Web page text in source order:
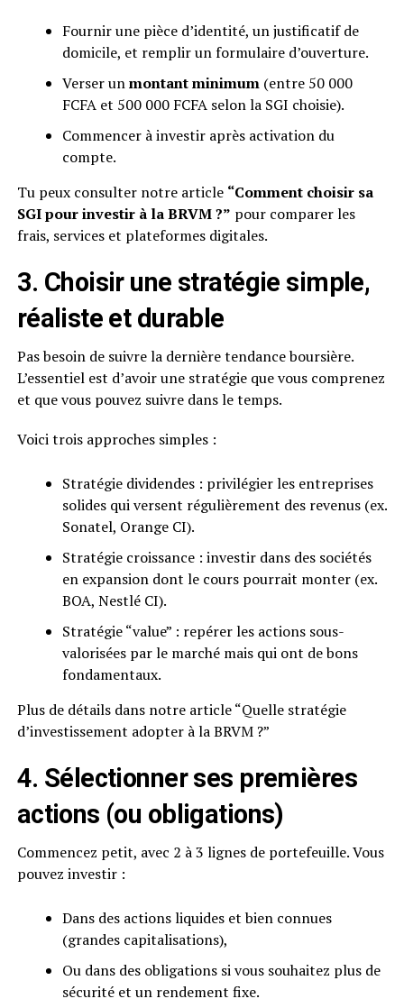
Fournir une pièce d’identité, un justificatif de
domicile, et remplir un formulaire d’ouverture.
Verser unmontant minimum(entre 50 000
FCFA et 500 000 FCFA selon la SGI choisie).
Commencer à investir après activation du
compte.
Tu peux consulter notre article “Comment choisir sa
SGI pour investir à la BRVM ?” pour comparer les
frais, services et plateformes digitales.
3. Choisir une stratégie simple,
réaliste et durable
Pas besoin de suivre la dernière tendance boursière.
L’essentiel est d’avoir une stratégie que vous comprenez
et que vous pouvez suivre dans le temps.
Voici trois approches simples :
Stratégie dividendes : privilégier les entreprises
solides qui versent régulièrement des revenus (ex.
Sonatel, Orange CI).
Stratégie croissance : investir dans des sociétés
en expansion dont le cours pourrait monter (ex.
BOA, Nestlé CI).
Stratégie “value” : repérer les actions sous-
valorisées par le marché mais qui ont de bons
fondamentaux.
Plus de détails dans notre article “Quelle stratégie
d’investissement adopter à la BRVM ?”
4. Sélectionner ses premières
actions (ou obligations)
Commencez petit, avec 2 à 3 lignes de portefeuille. Vous
pouvez investir :
Dans des actions liquides et bien connues
(grandes capitalisations),
Ou dans des obligations si vous souhaitez plus de
sécurité et un rendement fixe.